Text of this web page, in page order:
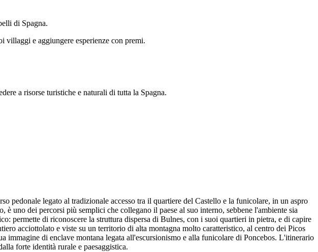
di Spagna.
villaggi e aggiungere esperienze con premi.
a risorse turistiche e naturali di tutta la Spagna.
pedonale legato al tradizionale accesso tra il quartiere del Castello e la funicolare, in un aspro
uno dei percorsi più semplici che collegano il paese al suo interno, sebbene l'ambiente sia
permette di riconoscere la struttura dispersa di Bulnes, con i suoi quartieri in pietra, e di capire
acciottolato e viste su un territorio di alta montagna molto caratteristico, al centro dei Picos
immagine di enclave montana legata all'escursionismo e alla funicolare di Poncebos. L'itinerario
forte identità rurale e paesaggistica.